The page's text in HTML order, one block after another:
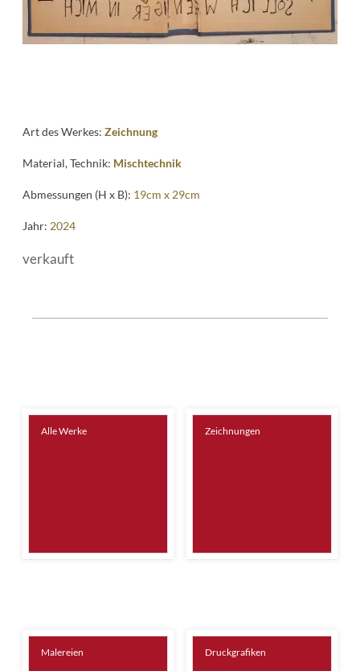
Art des Werkes:Zeichnung
Material, Technik: Mischtechnik
Abmessungen (H x B): 19cm x 29cm
Jahr: 2024
verkauft
Alle Werke Zeichnungen
Malereien Druckgrafiken